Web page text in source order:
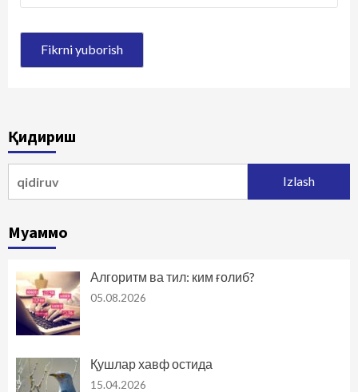
Қидириш
Муаммо
Алгоритм ва тил: ким ғолиб?
05.08.2026
Қушлар хавф остида
15.04.2026